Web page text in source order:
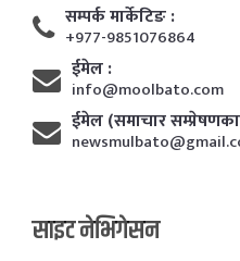
सम्पर्क मार्केटिङ :
+977-9851076864
ईमेल :
info@moolbato.com
ईमेल (समाचार
साइट नेभिगेसन